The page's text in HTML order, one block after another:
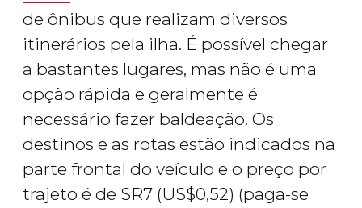
de ônibus que realizam diversos
itinerários pela ilha. É possível chegar
a bastantes lugares, mas não é uma
opção rápida e geralmente é
necessário fazer baldeação. Os
destinos e as rotas estão indicados na
parte frontal do veículo e o preço por
trajeto é de SR7 (US$0,52) (paga-se